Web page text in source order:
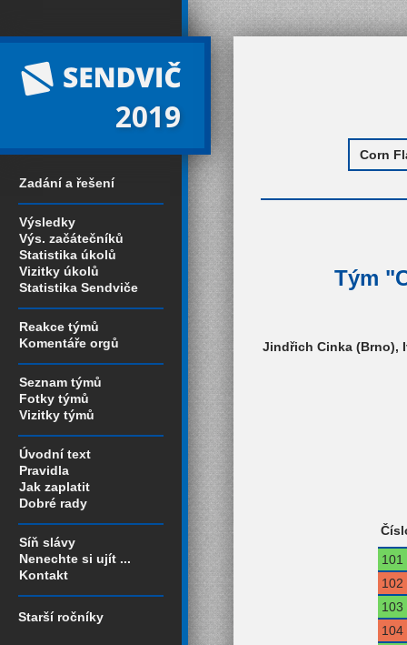
2019
Zadání a řešení
Výsledky
Výs. začátečníků
Statistika úkolů
Vizitky úkolů
Statistika Sendviče
Reakce týmů
Komentáře orgů
Seznam týmů
Fotky týmů
Vizitky týmů
Úvodní text
Pravidla
Jak zaplatit
Dobré rady
Síň slávy
Nenechte si ujít ...
Kontakt
Starší ročníky
Tým
Jindřich Cinka (Brno),
101
102
103
104